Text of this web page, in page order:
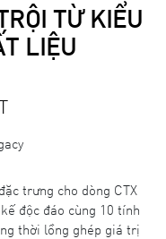
TỪ KIỂU
LIỆU
trưng cho dòng CTX
độc đáo cùng 10 tính
thời lồng ghép giá trị